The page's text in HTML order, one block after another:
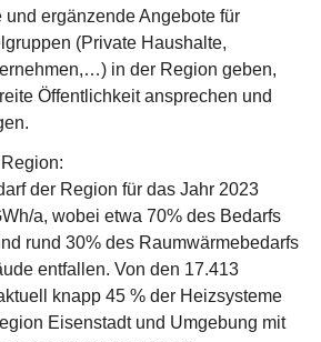
und ergänzende Angebote für
(Private Haushalte,
in der Region geben,
Öffentlichkeit ansprechen und
der Region für das Jahr 2023
a, wobei etwa 70% des Bedarfs
rund 30% des Raumwärmebedarfs
entfallen. Von den 17.413
knapp 45 % der Heizsysteme
Eisenstadt und Umgebung mit